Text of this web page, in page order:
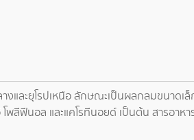
งและยุโรปเหนือ ลักษณะเป็นผลกลมขนาด
ลีฟีนอล และแคโรทีนอยด์ เป็นต้น สารอาห